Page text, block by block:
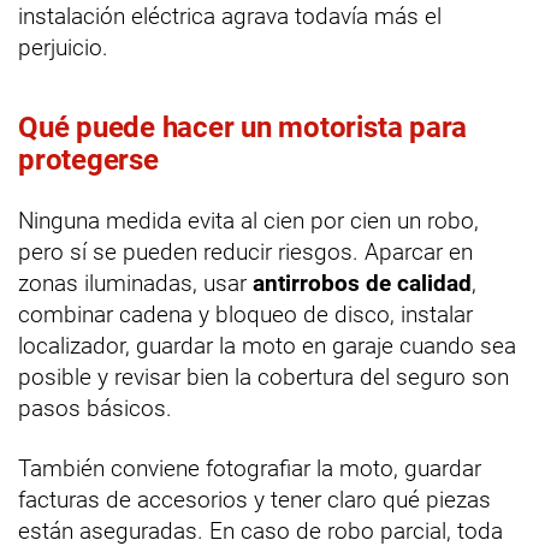
instalación eléctrica agrava todavía más el
perjuicio.
Qué puede hacer un motorista para
protegerse
Ninguna medida evita al cien por cien un robo,
pero sí se pueden reducir riesgos. Aparcar en
zonas iluminadas, usar antirrobos de calidad,
combinar cadena y bloqueo de disco, instalar
localizador, guardar la moto en garaje cuando sea
posible y revisar bien la cobertura del seguro son
pasos básicos.
También conviene fotografiar la moto, guardar
facturas de accesorios y tener claro qué piezas
están aseguradas. En caso de robo parcial, toda